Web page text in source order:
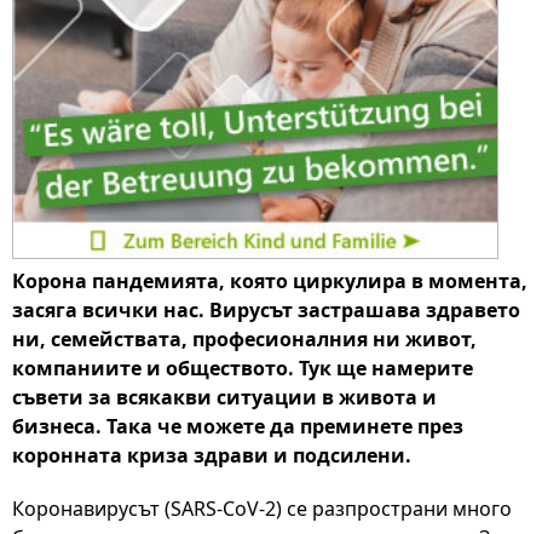
Корона пандемията, която циркулира в момента,
засяга всички нас. Вирусът застрашава здравето
ни, семействата, професионалния ни живот,
компаниите и обществото. Тук ще намерите
съвети за всякакви ситуации в живота и
бизнеса. Така че можете да преминете през
коронната криза здрави и подсилени.
Коронавирусът (SARS-CoV-2) се разпространи много